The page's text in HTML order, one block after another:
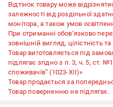
Відтінок товару може
залежності від роздільної
монітора, а також умов
При отриманні обов’язково
зовнішній вигляд, цілістність
Товар виготовляється під
підлягає згідно з п. 3, ч. 5, ст.
споживачів” (1023-XII)»
Товар продається за
Товар поверненню не підлягає.